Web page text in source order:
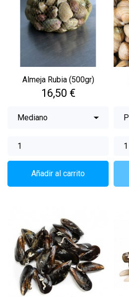
Almeja Rubia (500gr)
Precio
16,50 €
Añadir al carrito